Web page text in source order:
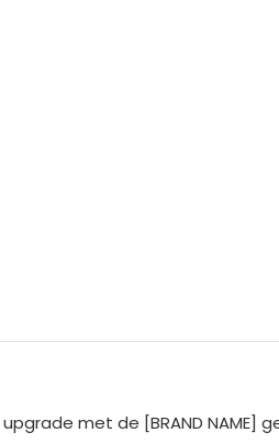
met de [BRAND